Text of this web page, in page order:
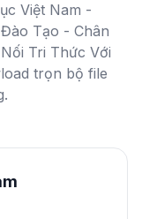
Việt Nam -
Tạo - Chân
Tri Thức Với
trọn bộ file